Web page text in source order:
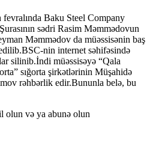
Baku Steel Company
sədri Rasim Məmmədovun
Məmmədov da müəssisənin baş
nin internet səhifəsində
silinib.İndi müəssisəyə “Qala
sığorta şirkətlərinin Müşahidə
rəhbərlik edir.Bununla belə, bu
olun və ya abunə olun